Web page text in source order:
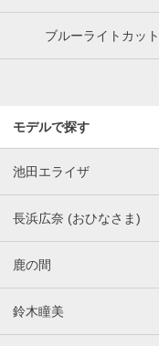
ブルーライトカット
モデルで探す
池田エライザ
長浜広奈 (おひなさま)
鹿の間
鈴木瞳美